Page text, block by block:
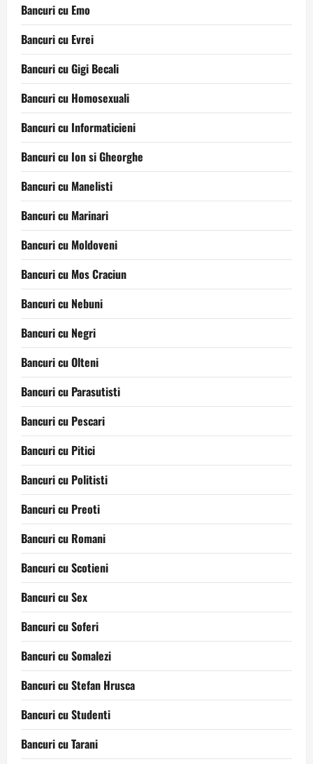
Bancuri cu Emo
Bancuri cu Evrei
Bancuri cu Gigi Becali
Bancuri cu Homosexuali
Bancuri cu Informaticieni
Bancuri cu Ion si Gheorghe
Bancuri cu Manelisti
Bancuri cu Marinari
Bancuri cu Moldoveni
Bancuri cu Mos Craciun
Bancuri cu Nebuni
Bancuri cu Negri
Bancuri cu Olteni
Bancuri cu Parasutisti
Bancuri cu Pescari
Bancuri cu Pitici
Bancuri cu Politisti
Bancuri cu Preoti
Bancuri cu Romani
Bancuri cu Scotieni
Bancuri cu Sex
Bancuri cu Soferi
Bancuri cu Somalezi
Bancuri cu Stefan Hrusca
Bancuri cu Studenti
Bancuri cu Tarani